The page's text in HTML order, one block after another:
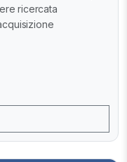
ricercata